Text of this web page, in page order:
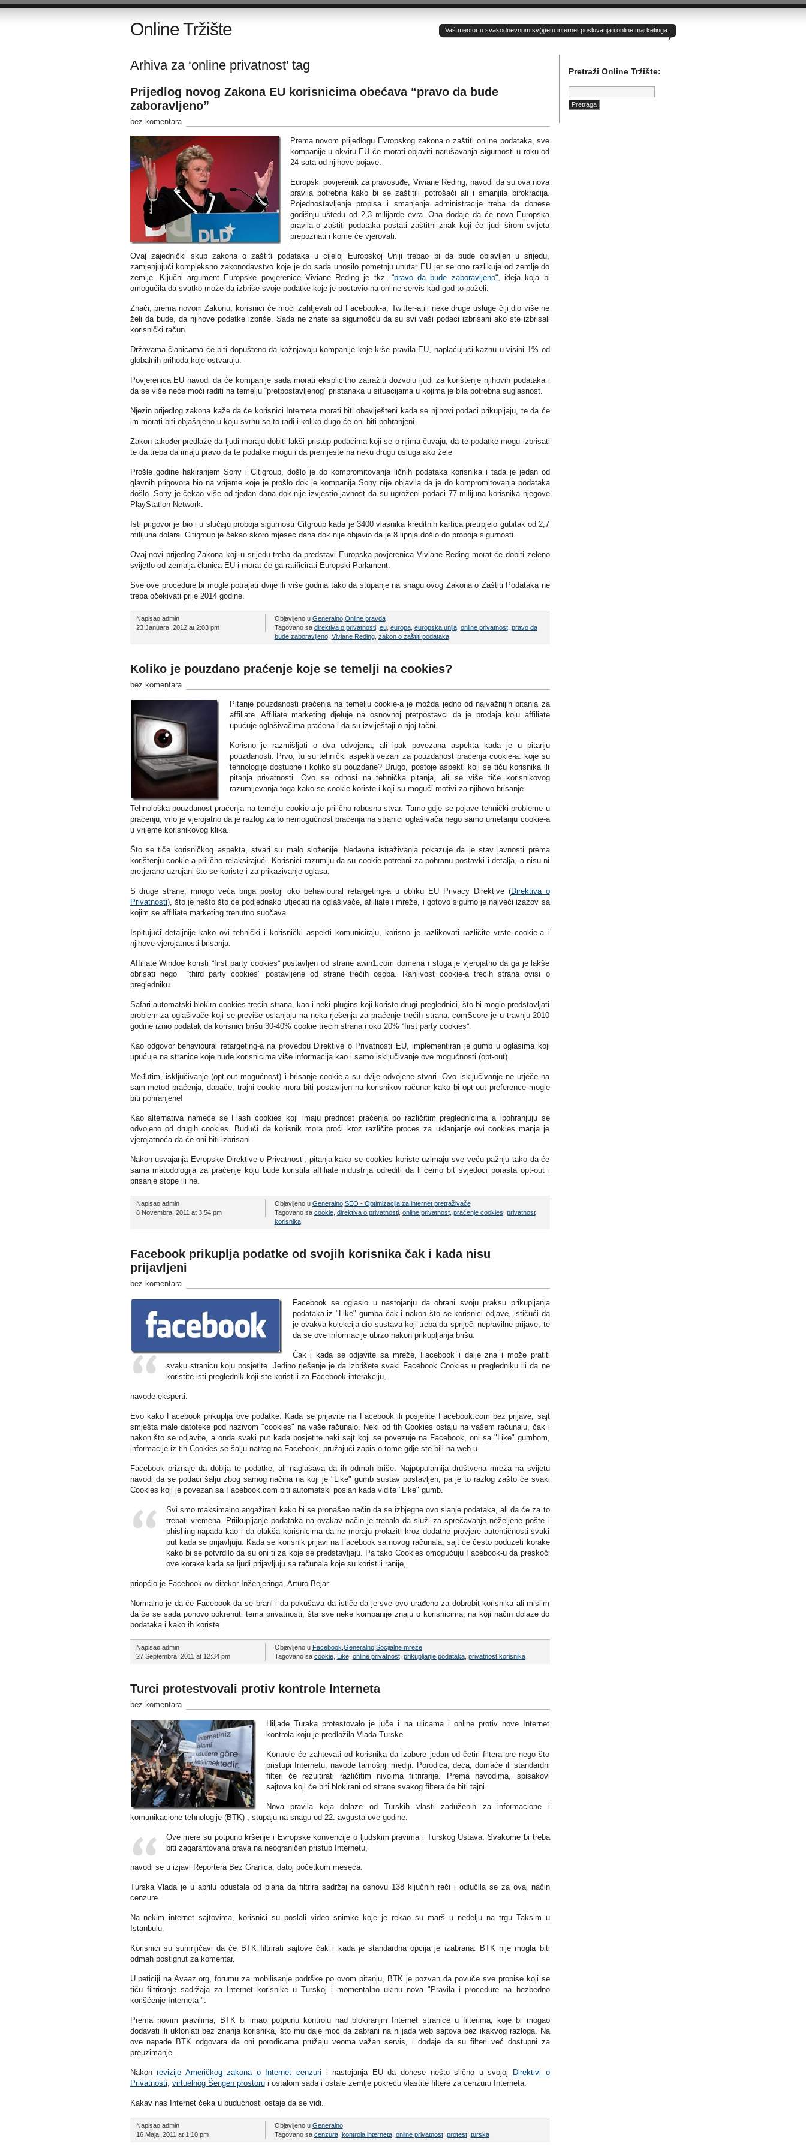
Online Tržište Vaš mentor u svakodnevnom sv(ij)etu internet poslovanja i online marketinga.
Arhiva za ‘online privatnost’ tag
Prijedlog novog Zakona EU korisnicima obećava “pravo da bude
zaboravljeno”
bez komentara
Prema novom prijedlogu Evropskog zakona o zaštiti online podataka, sve
kompanije u okviru EU će morati objaviti narušavanja sigurnosti u roku od
24 sata od njihove pojave.
Europski povjerenik za pravosuđe, Viviane Reding, navodi da su ova nova
pravila potrebna kako bi se zaštitili potrošači ali i smanjila birokracija.
Pojednostavljenje propisa i smanjenje administracije treba da donese
godišnju uštedu od 2,3 milijarde evra. Ona dodaje da će nova Europska
pravila o zaštiti podataka postati zaštitni znak koji će ljudi širom svijeta
prepoznati i kome će vjerovati.
Ovaj zajednički skup zakona o zaštiti podataka u cijeloj Europskoj Uniji trebao bi da bude objavljen u srijedu,
zamjenjujući kompleksno zakonodavstvo koje je do sada unosilo pometnju unutar EU jer se ono razlikuje od zemlje do
zemlje. Ključni argument Europske povjerenice Viviane Reding je tkz. “pravo da bude zaboravljeno“, ideja koja bi
omogućila da svatko može da izbriše svoje podatke koje je postavio na online servis kad god to poželi.
Znači, prema novom Zakonu, korisnici će moći zahtjevati od Facebook-a, Twitter-a ili neke druge usluge čiji dio više ne
želi da bude, da njihove podatke izbriše. Sada ne znate sa sigurnošću da su svi vaši podaci izbrisani ako ste izbrisali
korisnički račun.
Državama članicama će biti dopušteno da kažnjavaju kompanije koje krše pravila EU, naplaćujući kaznu u visini 1% od
globalnih prihoda koje ostvaruju.
Povjerenica EU navodi da će kompanije sada morati eksplicitno zatražiti dozvolu ljudi za korištenje njihovih podataka i
da se više neće moći raditi na temelju “pretpostavljenog” pristanaka u situacijama u kojima je bila potrebna suglasnost.
Njezin prijedlog zakona kaže da će korisnici Interneta morati biti obaviješteni kada se njihovi podaci prikupljaju, te da će
im morati biti objašnjeno u koju svrhu se to radi i koliko dugo će oni biti pohranjeni.
Zakon također predlaže da ljudi moraju dobiti lakši pristup podacima koji se o njima čuvaju, da te podatke mogu izbrisati
te da treba da imaju pravo da te podatke mogu i da premjeste na neku drugu usluga ako žele
Prošle godine hakiranjem Sony i Citigroup, došlo je do kompromitovanja ličnih podataka korisnika i tada je jedan od
glavnih prigovora bio na vrijeme koje je prošlo dok je kompanija Sony nije objavila da je do kompromitovanja podataka
došlo. Sony je čekao više od tjedan dana dok nije izvjestio javnost da su ugroženi podaci 77 milijuna korisnika njegove
PlayStation Network.
Isti prigovor je bio i u slučaju proboja sigurnosti Citgroup kada je 3400 vlasnika kreditnih kartica pretrpjelo gubitak od 2,7
milijuna dolara. Citigroup je čekao skoro mjesec dana dok nije objavio da je 8.lipnja došlo do proboja sigurnosti.
Ovaj novi prijedlog Zakona koji u srijedu treba da predstavi Europska povjerenica Viviane Reding morat će dobiti zeleno
svijetlo od zemalja članica EU i morat će ga ratificirati Europski Parlament.
Sve ove procedure bi mogle potrajati dvije ili više godina tako da stupanje na snagu ovog Zakona o Zaštiti Podataka ne
treba očekivati prije 2014 godine.
Napisao admin
23 Januara, 2012 at 2:03 pm
Objavljeno u Generalno, Online pravda
Tagovano sa direktiva o privatnosti, eu, europa, europska unija, online privatnost, pravo da
bude zaboravljeno, Viviane Reding, zakon o zaštiti podataka
Koliko je pouzdano praćenje koje se temelji na cookies?
bez komentara
Pitanje pouzdanosti praćenja na temelju cookie-a je možda jedno od najvažnijih pitanja za
affiliate. Affiliate marketing djeluje na osnovnoj pretpostavci da je prodaja koju affiliate
upućuje oglašivačima praćena i da su izviještaji o njoj tačni.
Korisno je razmišljati o dva odvojena, ali ipak povezana aspekta kada je u pitanju
pouzdanosti. Prvo, tu su tehnički aspekti vezani za pouzdanost praćenja cookie-a: koje su
tehnologije dostupne i koliko su pouzdane? Drugo, postoje aspekti koji se tiču korisnika ili
pitanja privatnosti. Ovo se odnosi na tehnička pitanja, ali se više tiče korisnikovog
razumijevanja toga kako se cookie koriste i koji su mogući motivi za njihovo brisanje.
Tehnološka pouzdanost praćenja na temelju cookie-a je prilično robusna stvar. Tamo gdje se pojave tehnički probleme u
praćenju, vrlo je vjerojatno da je razlog za to nemogućnost praćenja na stranici oglašivača nego samo umetanju cookie-a
u vrijeme korisnikovog klika.
Što se tiče korisničkog aspekta, stvari su malo složenije. Nedavna istraživanja pokazuje da je stav javnosti prema
korištenju cookie-a prilično relaksirajući. Korisnici razumiju da su cookie potrebni za pohranu postavki i detalja, a nisu ni
pretjerano uzrujani što se koriste i za prikazivanje oglasa.
S druge strane, mnogo veća briga postoji oko behavioural retargeting-a u obliku EU Privacy Direktive (Direktiva o
Privatnosti), što je nešto što će podjednako utjecati na oglašivače, afiiliate i mreže, i gotovo sigurno je najveći izazov sa
kojim se affiliate marketing trenutno suočava.
Ispitujući detaljnije kako ovi tehnički i korisnički aspekti komuniciraju, korisno je razlikovati različite vrste cookie-a i
njihove vjerojatnosti brisanja.
Affiliate Windoe koristi “first party cookies“ postavljen od strane awin1.com domena i stoga je vjerojatno da ga je lakše
obrisati nego “third party cookies” postavljene od strane trećih osoba. Ranjivost cookie-a trećih strana ovisi o
pregledniku.
Safari automatski blokira cookies trećih strana, kao i neki plugins koji koriste drugi preglednici, što bi moglo predstavljati
problem za oglašivače koji se previše oslanjaju na neka rješenja za praćenje trećih strana. comScore je u travnju 2010
godine iznio podatak da korisnici brišu 30-40% cookie trećih strana i oko 20% “first party cookies“.
Kao odgovor behavioural retargeting-a na provedbu Direktive o Privatnosti EU, implementiran je gumb u oglasima koji
upućuje na stranice koje nude korisnicima više informacija kao i samo isključivanje ove mogućnosti (opt-out).
Međutim, isključivanje (opt-out mogućnost) i brisanje cookie-a su dvije odvojene stvari. Ovo isključivanje ne utječe na
sam metod praćenja, dapače, trajni cookie mora biti postavljen na korisnikov računar kako bi opt-out preference mogle
biti pohranjene!
Kao alternativa nameće se Flash cookies koji imaju prednost praćenja po različitim preglednicima a ipohranjuju se
odvojeno od drugih cookies. Budući da korisnik mora proći kroz različite proces za uklanjanje ovi cookies manja je
vjerojatnoća da će oni biti izbrisani.
Nakon usvajanja Evropske Direktive o Privatnosti, pitanja kako se cookies koriste uzimaju sve veću pažnju tako da će
sama matodologija za praćenje koju bude koristila affiliate industrija odrediti da li ćemo bit svjedoci porasta opt-out i
brisanje stope ili ne.
Napisao admin
8 Novembra, 2011 at 3:54 pm
Objavljeno u Generalno, SEO - Optimizacija za internet pretraživače
Tagovano sa cookie, direktiva o privatnosti, online privatnost, praćenje cookies privatnost
korisnika
Facebook prikuplja podatke od svojih korisnika čak i kada nisu
prijavljeni
bez komentara
Facebook se oglasio u nastojanju da obrani svoju praksu prikupljanja
podataka iz "Like" gumba čak i nakon što se korisnici odjave, ističući da
je ovakva kolekcija dio sustava koji treba da spriječi nepravilne prijave, te
da se ove informacije ubrzo nakon prikupljanja brišu.
Čak i kada se odjavite sa mreže, Facebook i dalje zna i može pratiti
svaku stranicu koju posjetite. Jedino rješenje je da izbrišete svaki Facebook Cookies u pregledniku ili da ne
koristite isti preglednik koji ste koristili za Facebook interakciju,
navode eksperti.
Evo kako Facebook prikuplja ove podatke: Kada se prijavite na Facebook ili posjetite Facebook.com bez prijave, sajt
smješta male datoteke pod nazivom "cookies" na vaše računalo. Neki od tih Cookies ostaju na vašem računalu, čak i
nakon što se odjavite, a onda svaki put kada posjetite neki sajt koji se povezuje na Facebook, oni sa "Like" gumbom,
informacije iz tih Cookies se šalju natrag na Facebook, pružajući zapis o tome gdje ste bili na web-u.
Facebook priznaje da dobija te podatke, ali naglašava da ih odmah briše. Najpopularnija društvena mreža na svijetu
navodi da se podaci šalju zbog samog načina na koji je "Like" gumb sustav postavljen, pa je to razlog zašto će svaki
Cookies koji je povezan sa Facebook.com biti automatski poslan kada vidite "Like" gumb.
Svi smo maksimalno angažirani kako bi se pronašao način da se izbjegne ovo slanje podataka, ali da će za to
trebati vremena. Priikupljanje podataka na ovakav način je trebalo da služi za sprečavanje neželjene pošte i
phishing napada kao i da olakša korisnicima da ne moraju prolaziti kroz dodatne provjere autentičnosti svaki
put kada se prijavljuju. Kada se korisnik prijavi na Facebook sa novog računala, sajt će često poduzeti korake
kako bi se potvrdilo da su oni ti za koje se predstavljaju. Pa tako Cookies omogućuju Facebook-u da preskoči
ove korake kada se ljudi prijavljuju sa računala koje su koristili ranije,
priopćio je Facebook-ov direkor Inženjeringa, Arturo Bejar.
Normalno je da će Facebook da se brani i da pokušava da ističe da je sve ovo urađeno za dobrobit korisnika ali mislim
da će se sada ponovo pokrenuti tema privatnosti, šta sve neke kompanije znaju o korisnicima, na koji način dolaze do
podataka i kako ih koriste.
Napisao admin
27 Septembra, 2011 at 12:34 pm
Objavljeno u Facebook Generalno, Socijalne mreže
Tagovano sa cookie, Like, online privatnost, prikupljanje podataka, privatnost korisnika
Turci protestvovali protiv kontrole Interneta
bez komentara
Hiljade Turaka protestovalo je juče i na ulicama i online protiv nove Internet
kontrola koju je predložila Vlada Turske.
Kontrole će zahtevati od korisnika da izabere jedan od četiri filtera pre nego što
pristupi Internetu, navode tamošnji mediji. Porodica, deca, domaće ili standardni
filteri će rezultirati različitim nivoima filtriranje. Prema navodima, spisakovi
sajtova koji će biti blokirani od strane svakog filtera će biti tajni.
Nova pravila koja dolaze od Turskih vlasti zaduženih za informacione i
komunikacione tehnologije (BTK) , stupaju na snagu od 22. avgusta ove godine.
Ove mere su potpuno kršenje i Evropske konvencije o ljudskim pravima i Turskog Ustava. Svakome bi treba
biti zagarantovana prava na neograničen pristup Internetu,
navodi se u izjavi Reportera Bez Granica, datoj početkom meseca.
Turska Vlada je u aprilu odustala od plana da filtrira sadržaj na osnovu 138 ključnih reči i odlučila se za ovaj način
cenzure.
Na nekim internet sajtovima, korisnici su poslali video snimke koje je rekao su marš u nedelju na trgu Taksim u
Istanbulu.
Korisnici su sumnjičavi da će BTK filtrirati sajtove čak i kada je standardna opcija je izabrana. BTK nije mogla biti
odmah postignut za komentar.
U peticiji na Avaaz.org, forumu za mobilisanje podrške po ovom pitanju, BTK je pozvan da povuče sve propise koji se
tiču filtriranje sadržaja za Internet korisnike u Turskoj i momentalno ukinu nova "Pravila i procedure na bezbedno
korišćenje Interneta ".
Prema novim pravilima, BTK bi imao potpunu kontrolu nad blokiranjm Internet stranice u filterima, koje bi mogao
dodavati ili uklonjati bez znanja korisnika, što mu daje moć da zabrani na hiljada web sajtova bez ikakvog razloga. Na
ove napade BTK odgovara da oni porodicama pružaju veoma važan servis, i dodaje da su filteri već dostupni za
preuzimanje.
Nakonrevizije Američkog zakona o Internet cenzuri i nastojanja EU da donese nešto slično u svojoj
Direktivi o
Privatnosti, virtuelnog Šengen prostorui ostalom sada i ostale zemlje pokreću vlastite filtere za cenzuru Interneta.
Kakav nas Internet čeka u budućnosti ostaje da se vidi.
Napisao admin
16 Maja, 2011 at 1:10 pm
Objavljeno u Generalno
Tagovano sa cenzura, kontrola interneta, online privatnost, protest, turska
Pretraži Online Tržište:
Pretraga: